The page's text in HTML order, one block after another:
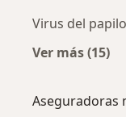
Virus del
Ver más (15)
Aseguradoras